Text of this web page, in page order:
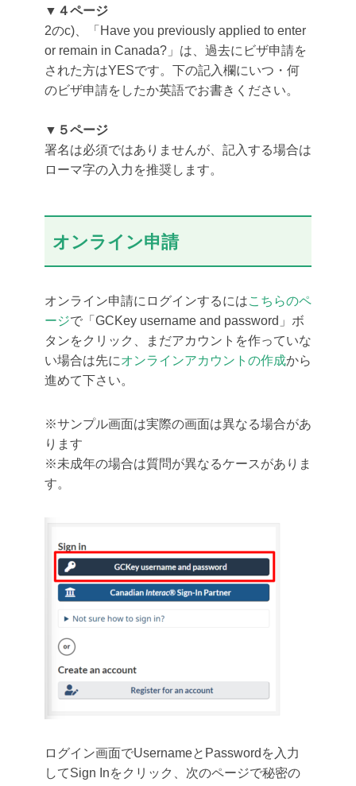
▼４ページ
2のc)、「Have you previously applied to enter
or remain in Canada?」は、過去にビザ申請を
された方はYESです。下の記入欄にいつ・何
のビザ申請をしたか英語でお書きください。
▼５ページ
署名は必須ではありませんが、記入する場合は
ローマ字の入力を推奨します。
オンライン申請
オンライン申請にログインするにはこちらのペ
ージで「GCKey username and password」ボ
タンをクリック、まだアカウントを作っていな
い場合は先にオンラインアカウントの作成から
進めて下さい。
※サンプル画面は実際の画面は異なる場合があ
ります
※未成年の場合は質問が異なるケースがありま
す。
ログイン画面でUsernameとPasswordを入力
してSign Inをクリック、次のページで秘密の